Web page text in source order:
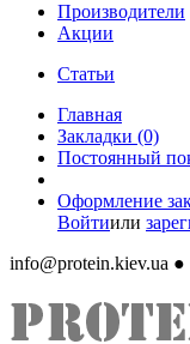
Производители
Акции
Статьи
Главная
Закладки (0)
Постоянный
Оформление
Войтиили
info@protein.kiev.ua ●